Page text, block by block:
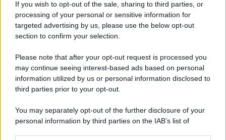
If you wish to opt-out of the sale, sharing to third parties, or
processing of your personal or sensitive information for
targeted advertising by us, please use the below opt-out
section to confirm your selection.
Please note that after your opt-out request is processed you
may continue seeing interest-based ads based on personal
information utilized by us or personal information disclosed to
third parties prior to your opt-out.
You may separately opt-out of the further disclosure of your
personal information by third parties on the IAB’s list of
Ricevi LE FRASI PIÙ BELLE via e-mail
E-mail